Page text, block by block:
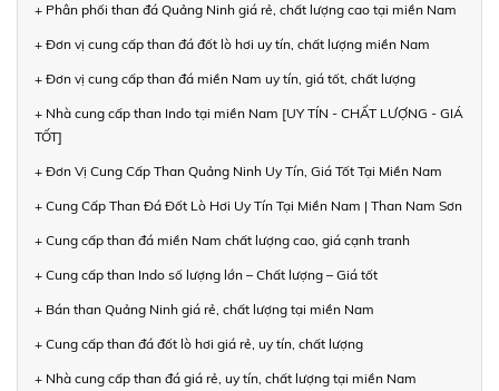
+ Phân phối than đá Quảng Ninh giá rẻ, chất lượng cao tại miền Nam
+ Đơn vị cung cấp than đá đốt lò hơi uy tín, chất lượng miền Nam
+ Đơn vị cung cấp than đá miền Nam uy tín, giá tốt, chất lượng
+ Nhà cung cấp than Indo tại miền Nam [UY TÍN - CHẤT LƯỢNG - GIÁ
TỐT]
+ Đơn Vị Cung Cấp Than Quảng Ninh Uy Tín, Giá Tốt Tại Miền Nam
+ Cung Cấp Than Đá Đốt Lò Hơi Uy Tín Tại Miền Nam | Than Nam Sơn
+ Cung cấp than đá miền Nam chất lượng cao, giá cạnh tranh
+ Cung cấp than Indo số lượng lớn – Chất lượng – Giá tốt
+ Bán than Quảng Ninh giá rẻ, chất lượng tại miền Nam
+ Cung cấp than đá đốt lò hơi giá rẻ, uy tín, chất lượng
+ Nhà cung cấp than đá giá rẻ, uy tín, chất lượng tại miền Nam